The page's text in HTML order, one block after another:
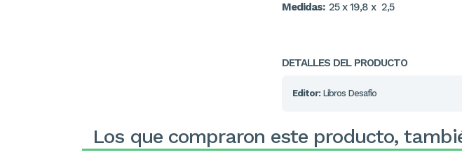
Medidas: 25 x 19,8 x 2,5
DETALLES DEL PRODUCTO
Editor: Libros Desafío
Los que compraron este producto,